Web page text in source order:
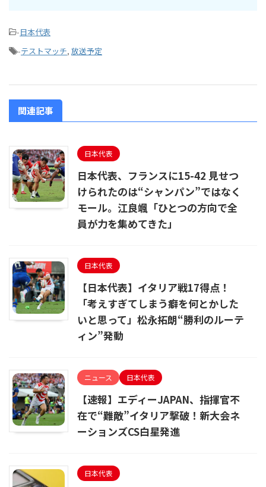
-日本代表
-テストマッチ, 放送予定
関連記事
日本代表
日本代表、フランスに15-42 見せつ
けられたのは“シャンパン”ではなく
モール。江良颯「ひとつの方向で全
員が力を集めてきた」
日本代表
【日本代表】イタリア戦17得点！
「考えすぎてしまう癖を何とかした
いと思って」松永拓朗“勝利のルーテ
ィン”発動
ニュース 日本代表
【速報】エディーJAPAN、指揮官不
在で“難敵”イタリア撃破！新大会ネ
ーションズCS白星発進
日本代表